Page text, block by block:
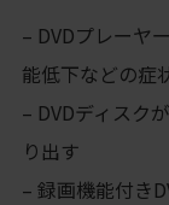
– DVDプレーヤ
能低下などの症
– DVDディスク
り出す
– 録画機能付き